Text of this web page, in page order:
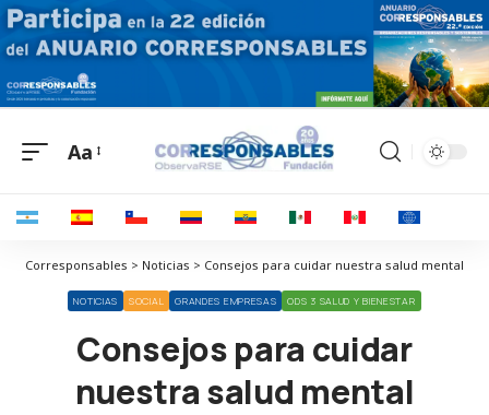
Aa
Corresponsables > Noticias > Consejos para cuidar nuestra salud mental
NOTICIAS SOCIAL GRANDES EMPRESAS ODS 3 SALUD Y BIENESTAR
Consejos para cuidar
nuestra salud mental